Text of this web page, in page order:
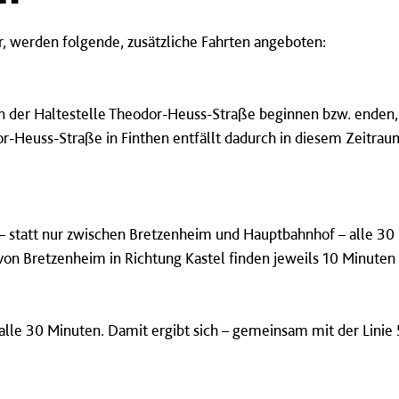
werden folgende, zusätzliche Fahrten angeboten:
der Haltestelle Theodor-Heuss-Straße beginnen bzw.
Heuss-Straße in Finthen entfällt dadurch in diesem
nur zwischen Bretzenheim und Hauptbahnhof – alle 30
Bretzenheim in Richtung Kastel finden jeweils 10
30 Minuten. Damit ergibt sich – gemeinsam mit der Linie